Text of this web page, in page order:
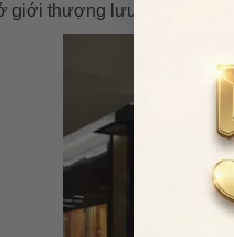
giới thượng lưu mà còn